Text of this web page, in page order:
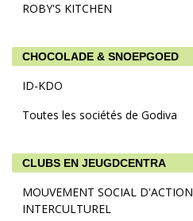
ROBY'S KITCHEN
CHOCOLADE & SNOEPGOED
ID-KDO
Toutes les sociétés de Godiva
CLUBS EN JEUGDCENTRA
MOUVEMENT SOCIAL D'ACTION
INTERCULTUREL